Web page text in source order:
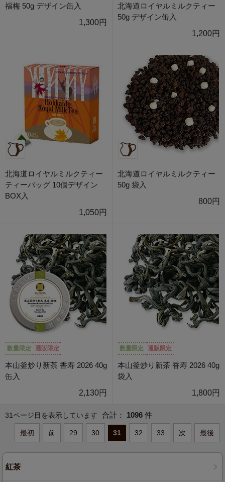
福梅 50g デザイン缶入
1,300円
北海道ロイヤルミルクティー
50g デザイン缶入
1,200円
北海道ロイヤルミルクティー
ティーバッグ 10個デザイン
BOX入
1,050円
北海道ロイヤルミルクティー
50g 袋入
800円
数量限定 通販限定
本山釜炒り新茶 香寿 2026 40g
缶入
2,130円
数量限定 通販限定
本山釜炒り新茶 香寿 2026 40g
袋入
1,800円
31ページ目を表示しています 合計： 1096 件
最初 前 29 30 31 32 33 次 最後
紅茶